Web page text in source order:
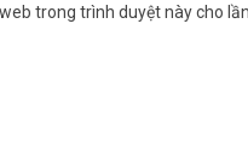
trong trình duyệt này cho